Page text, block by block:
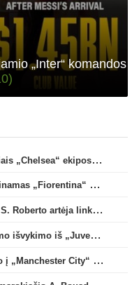
„Inter“ komandos
X. Alonso: „Esu patenkintas dabartiniais „Chelsea“ ekipos vartininkais“
F. Mastanuono oficialiai sezonui skolinamas „Fiorentina“ ekipai
Buvęs ilgametis„Barcelona“ žaidėjas S. Roberto artėja link persikėlimo į MLS
G. Bremeris paneigė gandus dėl galimo išvykimo iš „Juventus“ klubo
G. Rulli – per žingsnį nuo persikėlimo į „Manchester City“ klubą